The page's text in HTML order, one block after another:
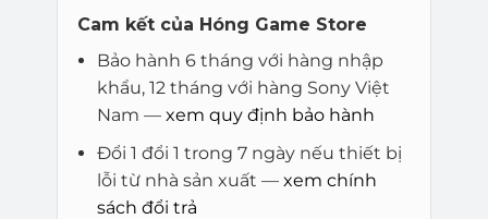
Cam kết của Hóng Game Store
Bảo hành 6 tháng với hàng nhập
khẩu, 12 tháng với hàng Sony Việt
Nam — xem quy định bảo hành
Đổi 1 đổi 1 trong 7 ngày nếu thiết bị
lỗi từ nhà sản xuất — xem chính
sách đổi trả